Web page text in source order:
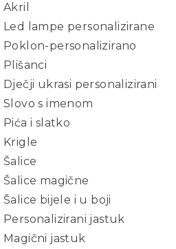
Akril
Led lampe personalizirane
Poklon-personalizirano
Plišanci
Dječji ukrasi personalizirani
Slovo s imenom
Pića i slatko
Krigle
Šalice
Šalice magične
Šalice bijele i u boji
Personalizirani jastuk
Magični jastuk